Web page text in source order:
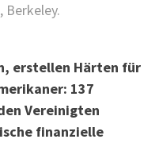
erstellen Härten für
137
Vereinigten
finanzielle